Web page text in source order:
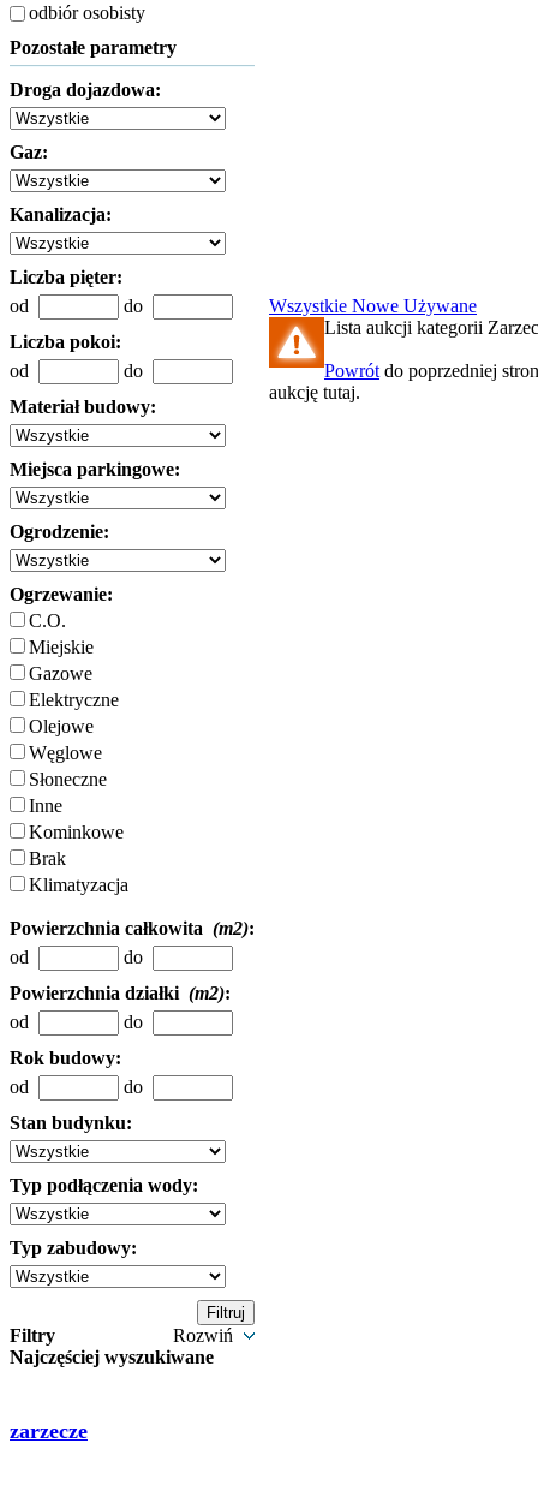
odbiór osobisty
Pozostałe parametry
Droga dojazdowa:
Gaz:
Kanalizacja:
Liczba pięter:
od
do
Liczba pokoi:
od
do
Materiał budowy:
Miejsca parkingowe:
Ogrodzenie:
Ogrzewanie:
C.O.
Miejskie
Gazowe
Elektryczne
Olejowe
Węglowe
Słoneczne
Inne
Kominkowe
Brak
Klimatyzacja
Powierzchnia całkowita (m2):
od
do
Powierzchnia działki (m2):
od
do
Rok budowy:
od
do
Stan budynku:
Typ podłączenia wody:
Typ zabudowy:
Filtry
Rozwiń
Najczęściej wyszukiwane
zarzecze
Wszystkie Nowe Używane
Lista aukcji kategorii
Powrót do poprzedniej
aukcję tutaj.